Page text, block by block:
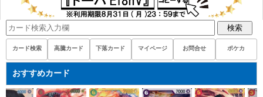
検索
カード検索 高騰カード 下落カード マイページ お問合せ ポケカ
おすすめカード